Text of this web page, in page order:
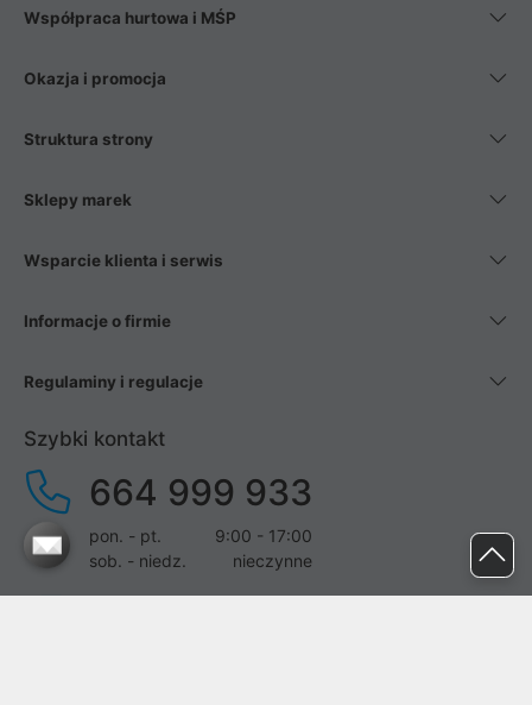
Współpraca hurtowa i MŚP
Okazja i promocja
Struktura strony
Sklepy marek
Wsparcie klienta i serwis
Informacje o firmie
Regulaminy i regulacje
Szybki kontakt
664 999 933
pon. - pt.
9:00 - 17:00
sob. - niedz.
nieczynne